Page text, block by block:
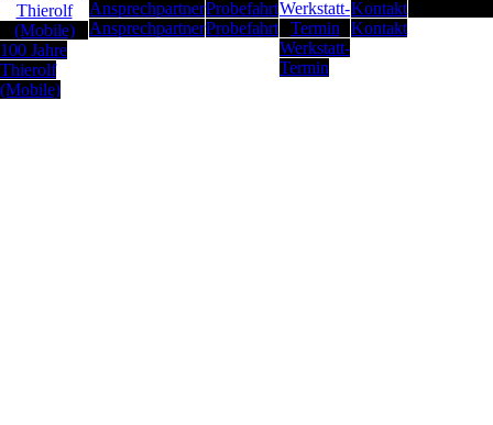
100 Jahre
Thierolf
(Mobile)
AnsprechpartnerProbefahrt
Werkstatt-
Termin
Kontakt